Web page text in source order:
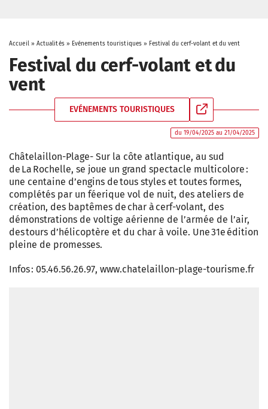
Accueil» Actualités» Evénements touristiques » Festival du cerf-volant et du vent
Festival du cerf-volant et du
vent
EVÉNEMENTS TOURISTIQUES
du 19/04/2025 au 21/04/2025
Châtelaillon-Plage- Sur la côte atlantique, au sud
de La Rochelle, se joue un grand spectacle multicolore :
une centaine d’engins de tous styles et toutes formes,
complétés par un féerique vol de nuit, des ateliers de
création, des baptêmes de char à cerf-volant, des
démonstrations de voltige aérienne de l’armée de l’air,
des tours d’hélicoptère et du char à voile. Une 31e édition
pleine de promesses.
Infos : 05.46.56.26.97, www.chatelaillon-plage-tourisme.fr